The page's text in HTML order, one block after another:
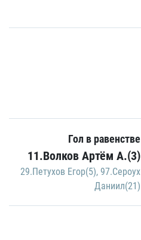
Гол в равенстве
11.Волков Артём А.(3)
29.Петухов Егор(5), 97.Сероух
Даниил(21)